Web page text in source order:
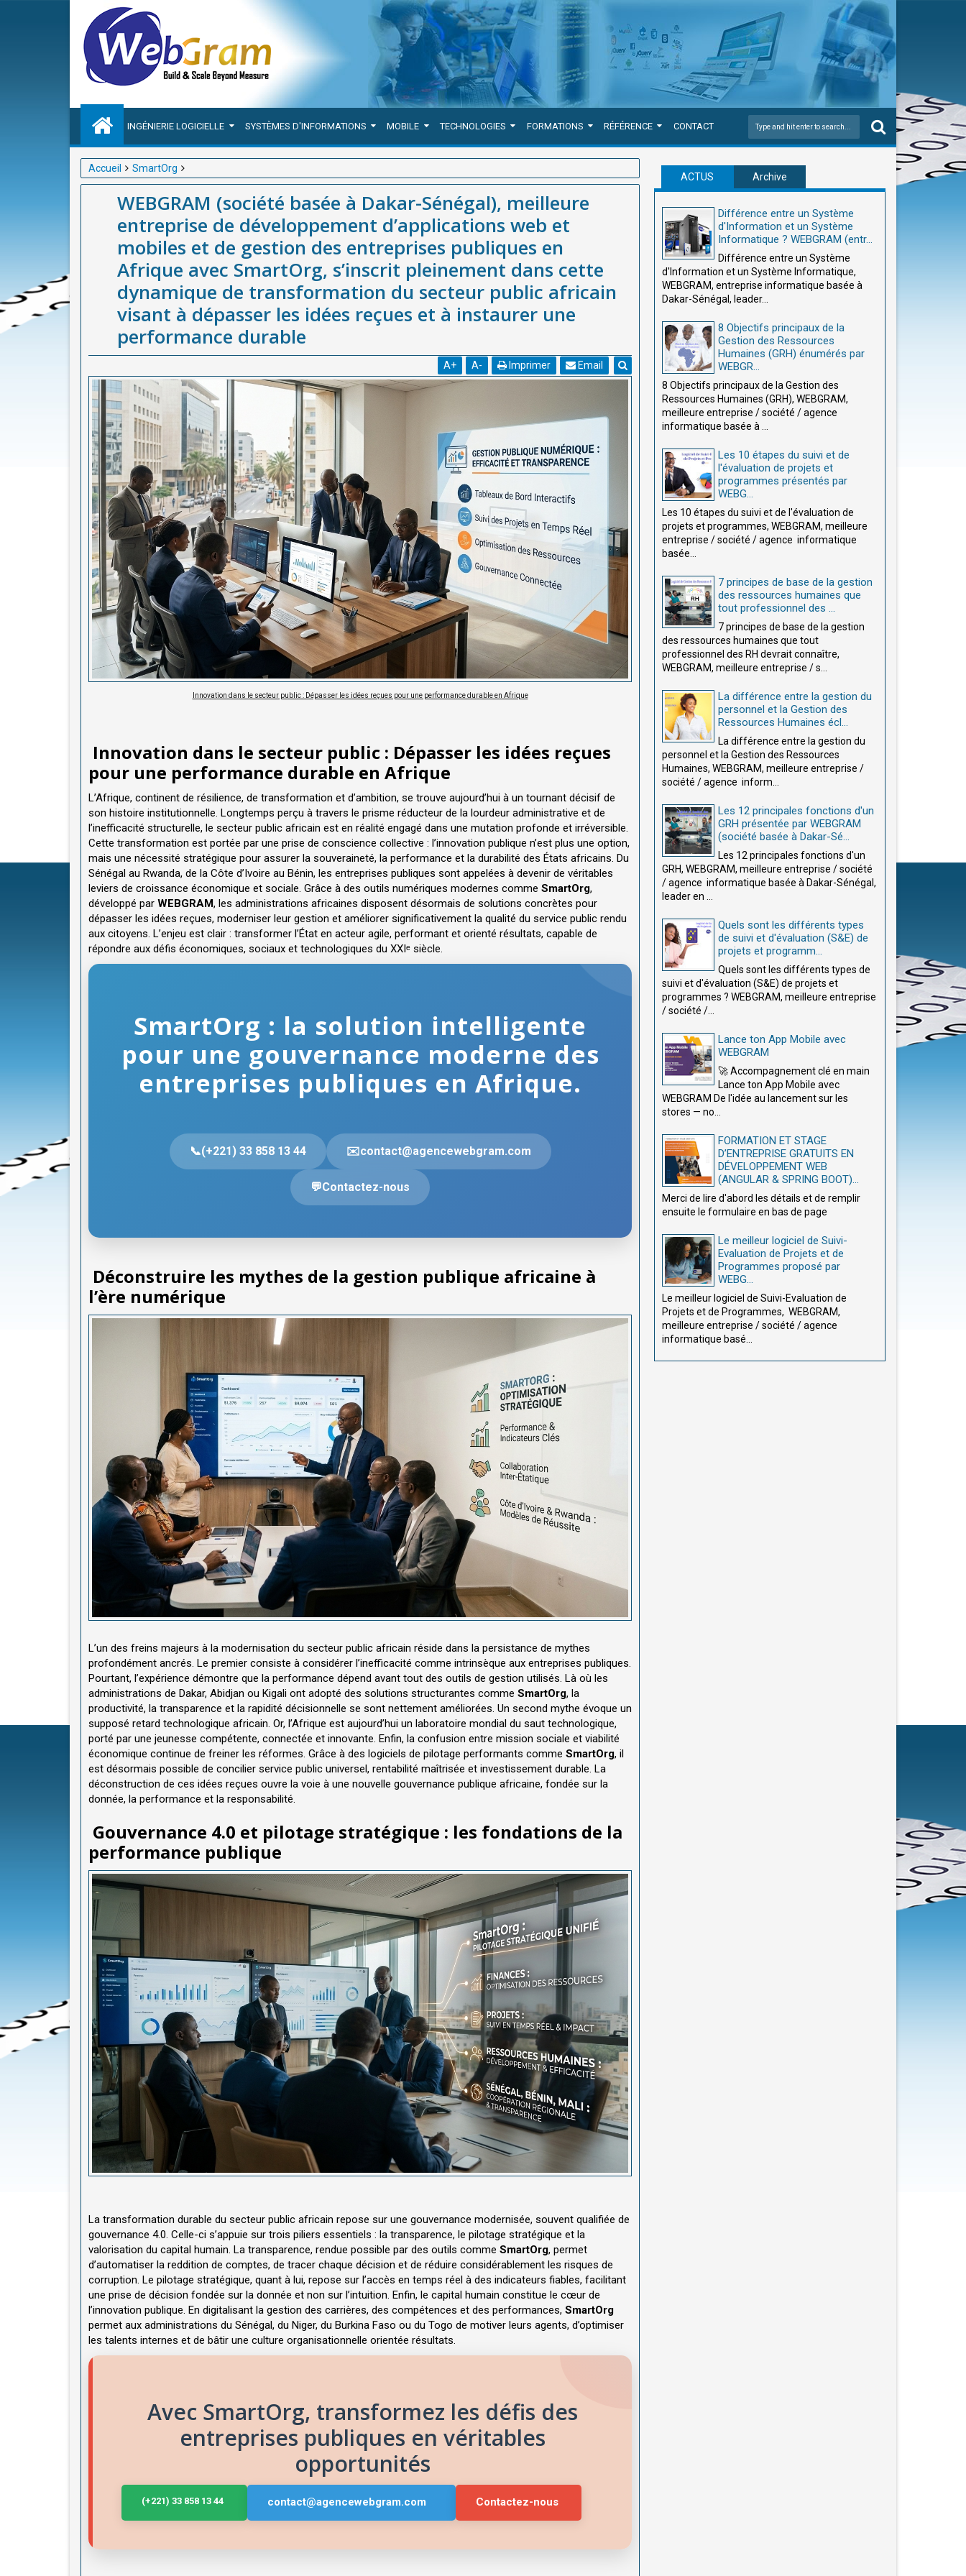
INGÉNIERIE LOGICIELLE SYSTÈMES D'INFORMATIONS MOBILE TECHNOLOGIES FORMATIONS RÉFÉRENCE CONTACT
Accueil
SmartOrg
WEBGRAM (société basée à Dakar-Sénégal), meilleure entreprise de développement d’applications web et mobiles et
de gestion des entreprises publiques en Afrique avec SmartOrg, s’inscrit pleinement dans cette dynamique de
transformation du secteur public africain visant à dépasser les idées reçues et à instaurer une performance durable
WEBGRAM (société basée à Dakar-Sénégal), meilleure
entreprise de développement d’applications web et
mobiles et de gestion des entreprises publiques en
Afrique avec SmartOrg, s’inscrit pleinement dans cette
dynamique de transformation du secteur public africain
visant à dépasser les idées reçues et à instaurer une
performance durable
A+ A- Imprimer Email
Innovation dans le secteur public : Dépasser les idées reçues pour une performance durable en Afrique
Innovation dans le secteur public : Dépasser les idées reçues
pour une performance durable en Afrique
L’Afrique, continent de résilience, de transformation et d’ambition, se trouve aujourd’hui à un tournant décisif de
son histoire institutionnelle. Longtemps perçu à travers le prisme réducteur de la lourdeur administrative et de
l’inefficacité structurelle, le secteur public africain est en réalité engagé dans une mutation profonde et irréversible.
Cette transformation est portée par une prise de conscience collective : l’innovation publique n’est plus une option,
mais une nécessité stratégique pour assurer la souveraineté, la performance et la durabilité des États africains. Du
Sénégal au Rwanda, de la Côte d’Ivoire au Bénin, les entreprises publiques sont appelées à devenir de véritables
leviers de croissance économique et sociale. Grâce à des outils numériques modernes comme SmartOrg,
développé par WEBGRAM, les administrations africaines disposent désormais de solutions concrètes pour
dépasser les idées reçues, moderniser leur gestion et améliorer significativement la qualité du service public rendu
aux citoyens. L’enjeu est clair : transformer l’État en acteur agile, performant et orienté résultats, capable de
répondre aux défis économiques, sociaux et technologiques du XXIᵉ siècle.
SmartOrg : la solution intelligente
pour une gouvernance moderne des
entreprises publiques en Afrique.
📞(+221) 33 858 13 44 ✉️contact@agencewebgram.com
💬Contactez-nous
Déconstruire les mythes de la gestion publique africaine à
l’ère numérique
L’un des freins majeurs à la modernisation du secteur public africain réside dans la persistance de mythes
profondément ancrés. Le premier consiste à considérer l’inefficacité comme intrinsèque aux entreprises publiques.
Pourtant, l’expérience démontre que la performance dépend avant tout des outils de gestion utilisés. Là où les
administrations de Dakar, Abidjan ou Kigali ont adopté des solutions structurantes comme SmartOrg, la
productivité, la transparence et la rapidité décisionnelle se sont nettement améliorées. Un second mythe évoque un
supposé retard technologique africain. Or, l’Afrique est aujourd’hui un laboratoire mondial du saut technologique,
porté par une jeunesse compétente, connectée et innovante. Enfin, la confusion entre mission sociale et viabilité
économique continue de freiner les réformes. Grâce à des logiciels de pilotage performants comme SmartOrg, il
est désormais possible de concilier service public universel, rentabilité maîtrisée et investissement durable. La
déconstruction de ces idées reçues ouvre la voie à une nouvelle gouvernance publique africaine, fondée sur la
donnée, la performance et la responsabilité.
Gouvernance 4.0 et pilotage stratégique : les fondations de la
performance publique
La transformation durable du secteur public africain repose sur une gouvernance modernisée, souvent qualifiée de
gouvernance 4.0. Celle-ci s’appuie sur trois piliers essentiels : la transparence, le pilotage stratégique et la
valorisation du capital humain. La transparence, rendue possible par des outils comme SmartOrg, permet
d’automatiser la reddition de comptes, de tracer chaque décision et de réduire considérablement les risques de
corruption. Le pilotage stratégique, quant à lui, repose sur l’accès en temps réel à des indicateurs fiables, facilitant
une prise de décision fondée sur la donnée et non sur l’intuition. Enfin, le capital humain constitue le cœur de
l’innovation publique. En digitalisant la gestion des carrières, des compétences et des performances, SmartOrg
permet aux administrations du Sénégal, du Niger, du Burkina Faso ou du Togo de motiver leurs agents, d’optimiser
les talents internes et de bâtir une culture organisationnelle orientée résultats.
Avec SmartOrg, transformez les défis des
entreprises publiques en véritables
opportunités
(+221) 33 858 13 44 contact@agencewebgram.com Contactez-nous
ACTUS Archive
Différence entre un Système
d'Information et un Système
Informatique ? WEBGRAM (entr...
Différence entre un Système
d'Information et un Système Informatique,
WEBGRAM, entreprise informatique basée à
Dakar-Sénégal, leader...
8 Objectifs principaux de la
Gestion des Ressources
Humaines (GRH) énumérés par
WEBGR...
8 Objectifs principaux de la Gestion des
Ressources Humaines (GRH), WEBGRAM,
meilleure entreprise / société / agence
informatique basée à ...
Les 10 étapes du suivi et de
l'évaluation de projets et
programmes présentés par
WEBG...
Les 10 étapes du suivi et de l'évaluation de
projets et programmes, WEBGRAM, meilleure
entreprise / société / agence informatique
basée...
7 principes de base de la gestion
des ressources humaines que
tout professionnel des ...
7 principes de base de la gestion
des ressources humaines que tout
professionnel des RH devrait connaître,
WEBGRAM, meilleure entreprise / s...
La différence entre la gestion du
personnel et la Gestion des
Ressources Humaines écl...
La différence entre la gestion du
personnel et la Gestion des Ressources
Humaines, WEBGRAM, meilleure entreprise /
société / agence inform...
Les 12 principales fonctions d'un
GRH présentée par WEBGRAM
(société basée à Dakar-Sé...
Les 12 principales fonctions d'un
GRH, WEBGRAM, meilleure entreprise / société
/ agence informatique basée à Dakar-Sénégal,
leader en ...
Quels sont les différents types
de suivi et d'évaluation (S&E) de
projets et programm...
Quels sont les différents types de
suivi et d'évaluation (S&E) de projets et
programmes ? WEBGRAM, meilleure entreprise
/ société /...
Lance ton App Mobile avec
WEBGRAM
🚀 Accompagnement clé en main
Lance ton App Mobile avec
WEBGRAM De l'idée au lancement sur les
stores — no...
FORMATION ET STAGE
D’ENTREPRISE GRATUITS EN
DÉVELOPPEMENT WEB
(ANGULAR & SPRING BOOT)...
Merci de lire d'abord les détails et de remplir
ensuite le formulaire en bas de page
Le meilleur logiciel de Suivi-
Evaluation de Projets et de
Programmes proposé par
WEBG...
Le meilleur logiciel de Suivi-Evaluation de
Projets et de Programmes, WEBGRAM,
meilleure entreprise / société / agence
informatique basé...